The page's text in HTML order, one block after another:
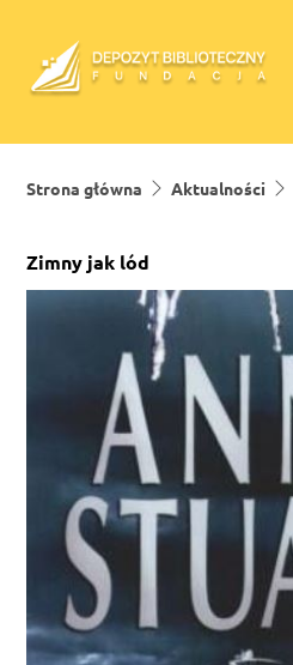
Strona główna Aktualności
Zimny jak lód